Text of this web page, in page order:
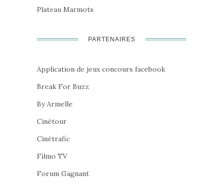
Plateau Marmots
PARTENAIRES
Application de jeux concours facebook
Break For Buzz
By Armelle
Cinétour
Cinétrafic
Filmo TV
Forum Gagnant